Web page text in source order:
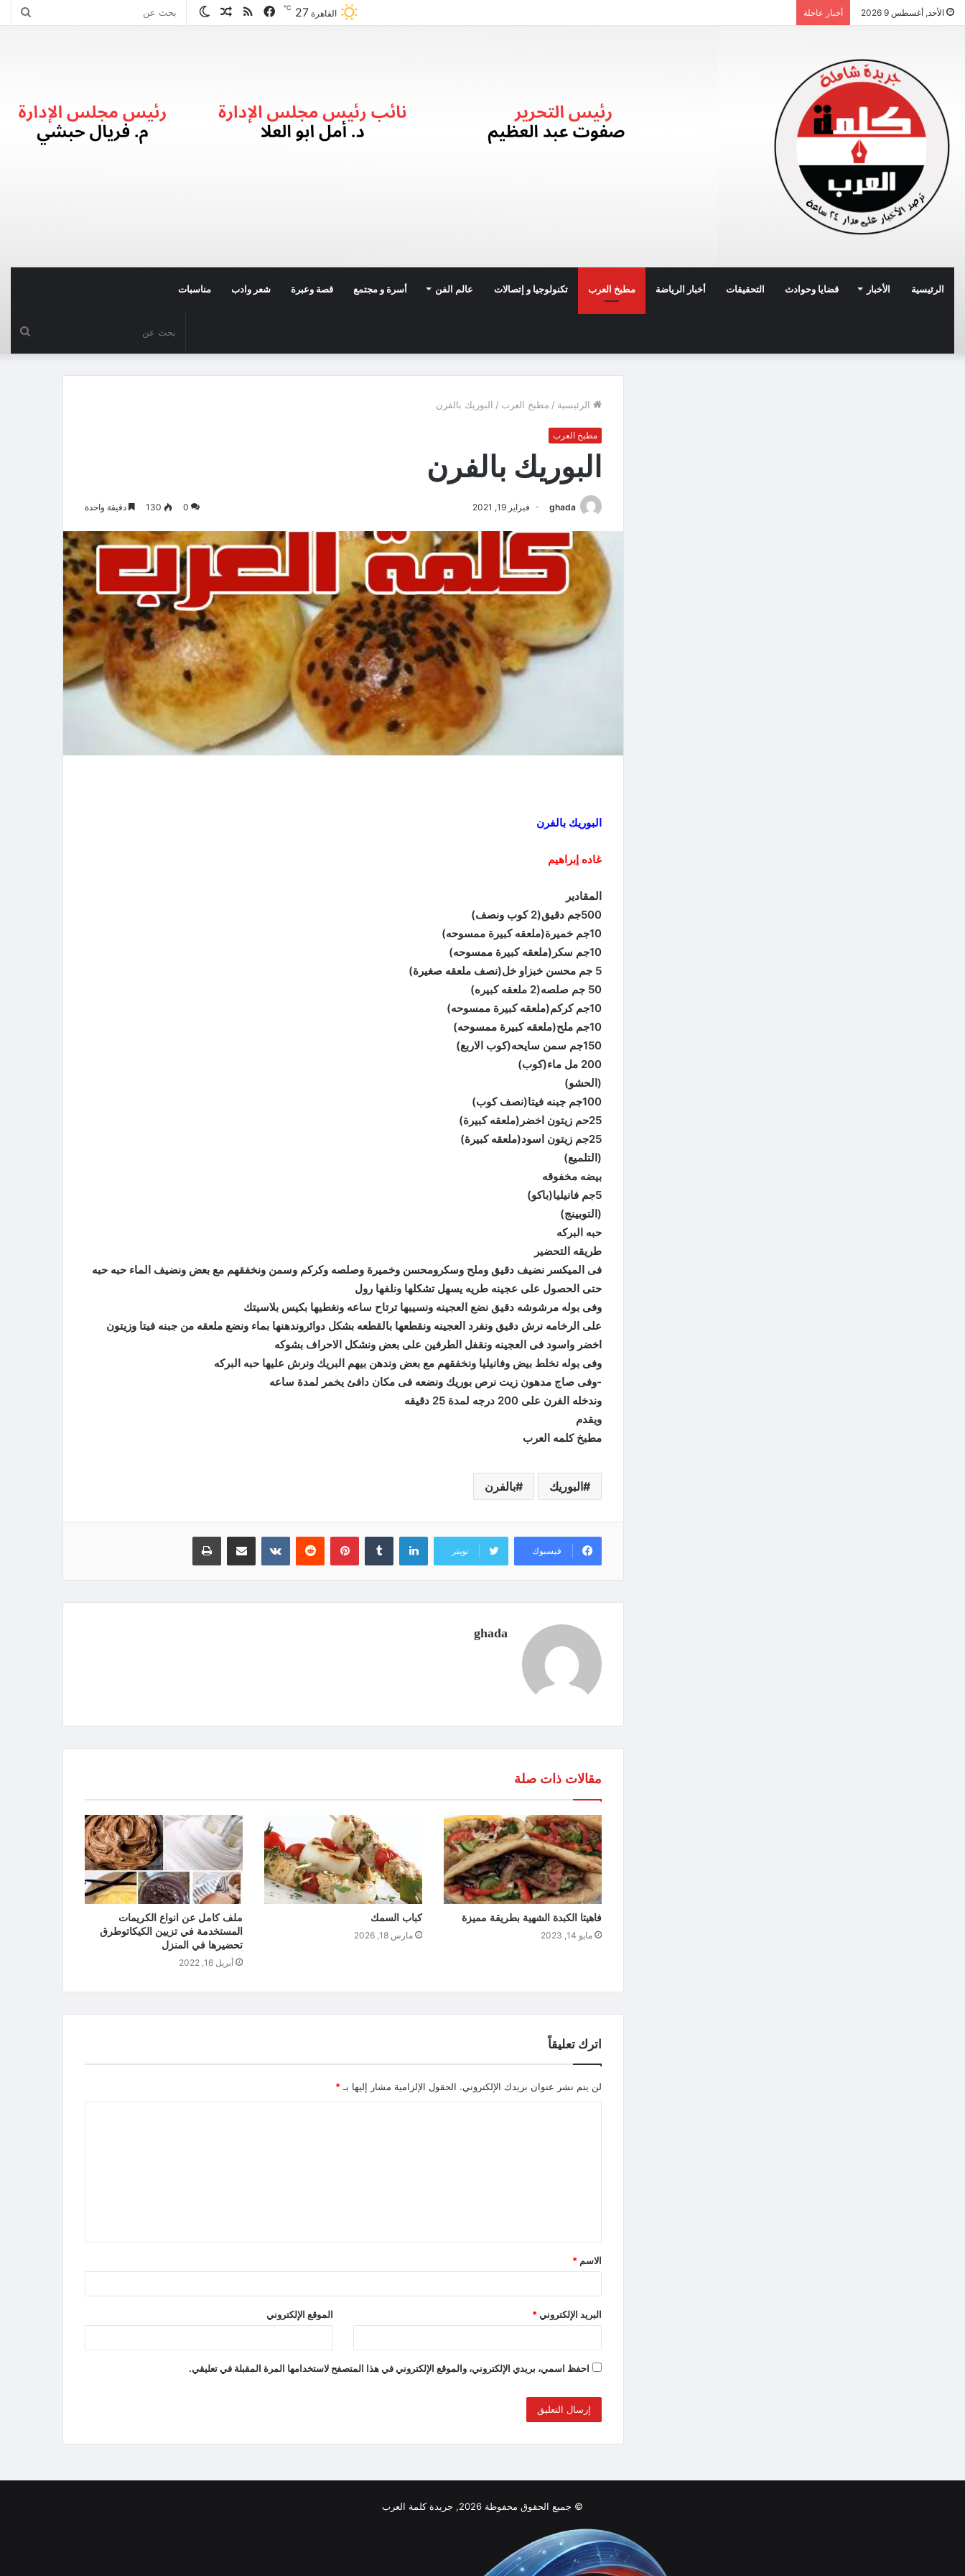
الأحد, أغسطس 9 2026 أخبار عاجلة
الوضع مقال ملخص
فيسبوك القاهرة 27
℃
الرئيسية الأخبار قضايا وحوادث التحقيقات أخبار الرياضة مطبخ العرب تكنولوجيا و إتصالات عالم الفن أسرة و مجتمع قصة وعبرة شعر وادب مناسبات
الرئيسية / مطبخ العرب / البوريك بالفرن
مطبخ العرب
البوريك بالفرن
ghada فبراير 19, 2021 0
130 دقيقة واحدة
البوريك بالفرن
غاده إبراهيم
المقادير
500جم دقيق(2 كوب ونصف)
10جم خميرة(ملعقه كبيرة ممسوحه)
10جم سكر(ملعقه كبيرة ممسوحه)
5 جم محسن خبزاو خل(نصف ملعقه صغيرة)
50 جم صلصه(2 ملعقه كبيره)
10جم كركم(ملعقه كبيرة ممسوحه)
10جم ملح(ملعقه كبيرة ممسوحه)
150جم سمن سايحه(كوب الاربع)
200 مل ماء(كوب)
(الحشو)
100جم جبنه فيتا(نصف كوب)
25حم زيتون اخضر(ملعقه كبيرة)
25جم زيتون اسود(ملعقه كبيرة)
(التلميع)
بيضه مخفوقه
5جم فانيليا(باكو)
(التوبينج)
حبه البركه
طريقه التحضير
فى الميكسر نضيف دقيق وملح وسكرومحسن وخميرة وصلصه وكركم وسمن ونخفقهم مع بعض ونضيف الماء حبه حبه
حتى الحصول على عجينه طريه يسهل تشكلها ونلفها رول
وفى بوله مرشوشه دقيق نضع العجينه ونسيبها ترتاح ساعه ونغطيها بكيس بلاسيتك
على الرخامه نرش دقيق ونفرد العجينه ونقطعها بالقطعه بشكل دوائروندهنها بماء ونضع ملعقه من جبنه فيتا وزيتون
اخضر واسود فى العجينه ونقفل الطرفين على بعض ونشكل الاحراف بشوكه
وفى بوله نخلط بيض وفانيليا ونخفقهم مع بعض وندهن بيهم البريك ونرش عليها حبه البركه
-وفى صاج مدهون زيت نرص بوريك ونضعه فى مكان دافئ يخمر لمدة ساعه
وندخله الفرن على 200 درجه لمدة 25 دقيقه
ويقدم
مطبخ كلمه العرب
البوريك بالفرن
فيسبوك تويتر
لينكدإن بينتيريست
ghada
مقالات ذات صلة
فاهيتا الكبدة الشهية بطريقة مميزة
مايو 14, 2023
كباب السمك
مارس 18, 2026
ملف كامل عن انواع الكريمات
المستخدمة في تزيين الكيكاتوطرق
تحضيرها في المنزل
أبريل 16, 2022
اترك تعليقاً
لن يتم نشر عنوان بريدك الإلكتروني. الحقول الإلزامية مشار إليها بـ*
الاسم *
البريد الإلكتروني* الموقع الإلكتروني
احفظ اسمي، بريدي الإلكتروني، والموقع الإلكتروني في هذا المتصفح لاستخدامها المرة المقبلة في تعليقي.
© جميع الحقوق محفوظة 2026, جريدة كلمة العرب